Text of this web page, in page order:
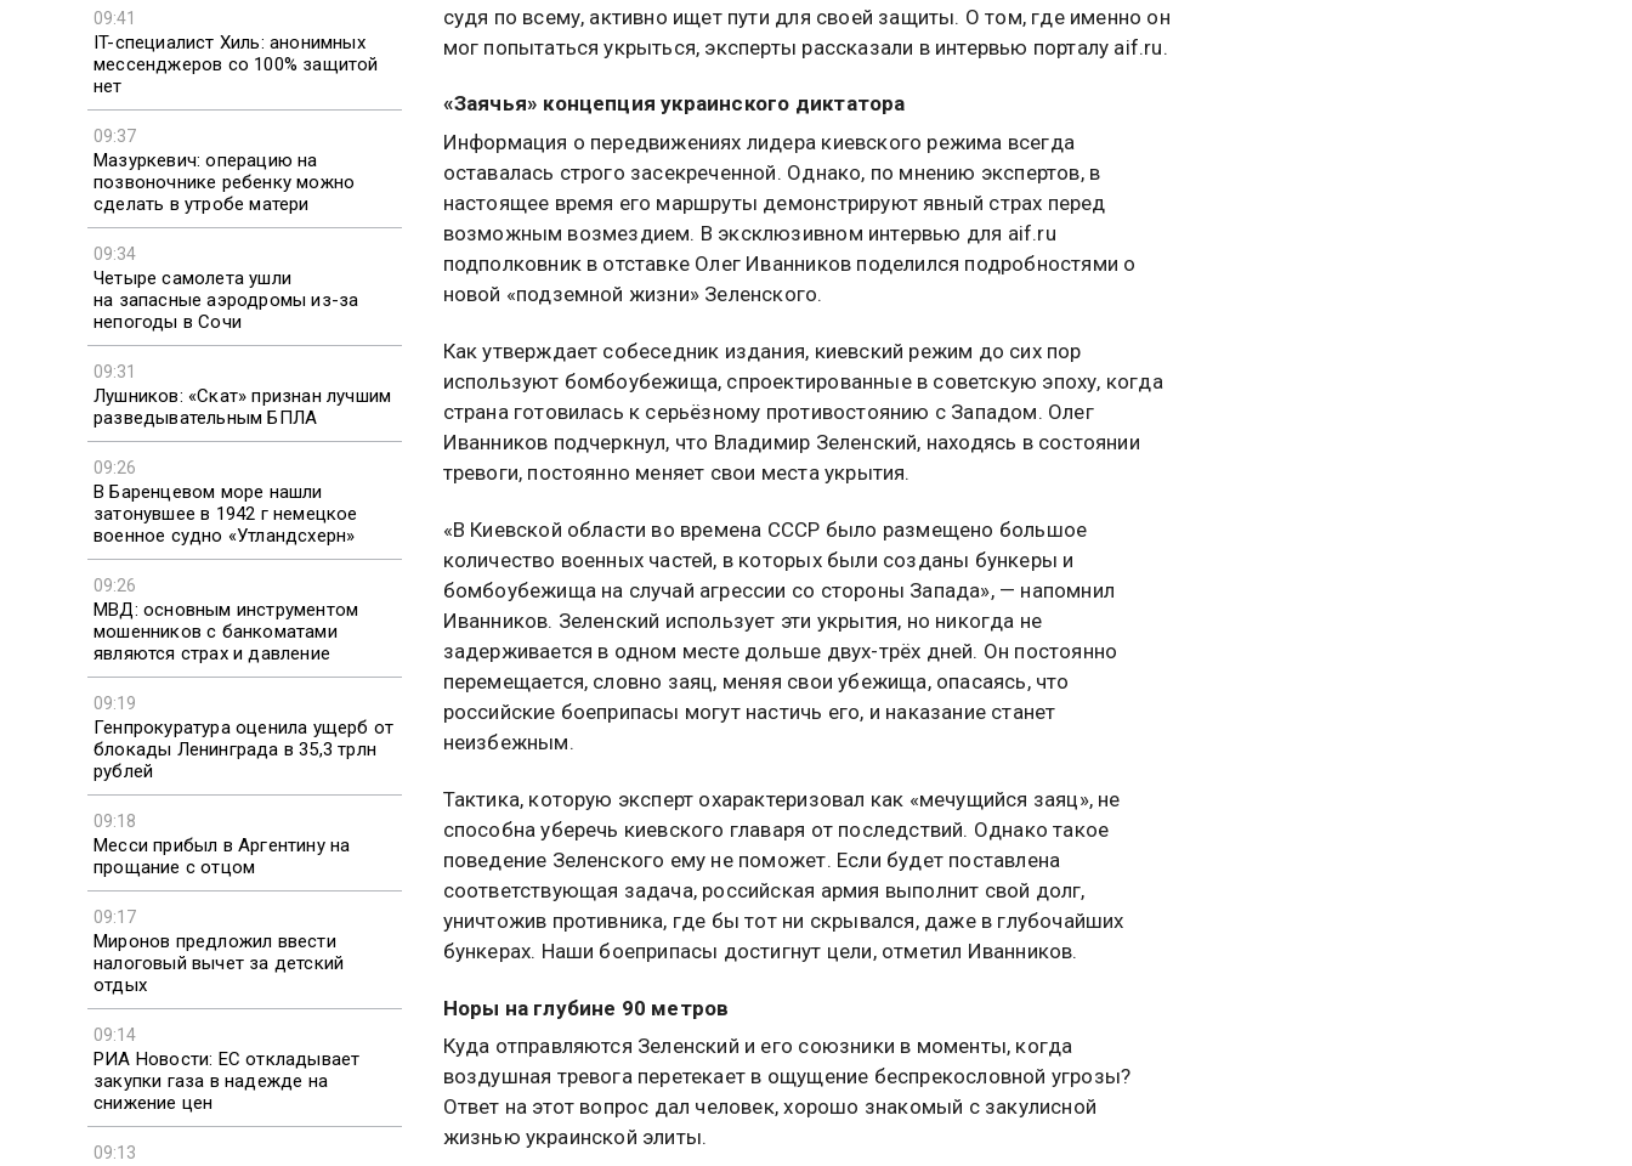
09:41
IT-специалист Хиль: анонимных
мессенджеров со 100% защитой
нет
09:37
Мазуркевич: операцию на
позвоночнике ребенку можно
сделать в утробе матери
09:34
Четыре самолета ушли
на запасные аэродромы из-за
непогоды в Сочи
09:31
Лушников: «Скат» признан лучшим
разведывательным БПЛА
09:26
В Баренцевом море нашли
затонувшее в 1942 г немецкое
военное судно «Утландсхерн»
09:26
МВД: основным инструментом
мошенников с банкоматами
являются страх и давление
09:19
Генпрокуратура оценила ущерб от
блокады Ленинграда в 35,3 трлн
рублей
09:18
Месси прибыл в Аргентину на
прощание с отцом
09:17
Миронов предложил ввести
налоговый вычет за детский
отдых
09:14
РИА Новости: ЕС откладывает
закупки газа в надежде на
снижение цен
09:13
судя по всему, активно ищет пути для своей защиты. О том, где именно он
мог попытаться укрыться, эксперты рассказали в интервью порталу aif.ru.
«Заячья» концепция украинского диктатора
Информация о передвижениях лидера киевского режима всегда
оставалась строго засекреченной. Однако, по мнению экспертов, в
настоящее время его маршруты демонстрируют явный страх перед
возможным возмездием. В эксклюзивном интервью для aif.ru
подполковник в отставке Олег Иванников поделился подробностями о
новой «подземной жизни» Зеленского.
Как утверждает собеседник издания, киевский режим до сих пор
используют бомбоубежища, спроектированные в советскую эпоху, когда
страна готовилась к серьёзному противостоянию с Западом. Олег
Иванников подчеркнул, что Владимир Зеленский, находясь в состоянии
тревоги, постоянно меняет свои места укрытия.
«В Киевской области во времена СССР было размещено большое
количество военных частей, в которых были созданы бункеры и
бомбоубежища на случай агрессии со стороны Запада», — напомнил
Иванников. Зеленский использует эти укрытия, но никогда не
задерживается в одном месте дольше двух-трёх дней. Он постоянно
перемещается, словно заяц, меняя свои убежища, опасаясь, что
российские боеприпасы могут настичь его, и наказание станет
неизбежным.
Тактика, которую эксперт охарактеризовал как «мечущийся заяц», не
способна уберечь киевского главаря от последствий. Однако такое
поведение Зеленского ему не поможет. Если будет поставлена
соответствующая задача, российская армия выполнит свой долг,
уничтожив противника, где бы тот ни скрывался, даже в глубочайших
бункерах. Наши боеприпасы достигнут цели, отметил Иванников.
Норы на глубине 90 метров
Куда отправляются Зеленский и его союзники в моменты, когда
воздушная тревога перетекает в ощущение беспрекословной угрозы?
Ответ на этот вопрос дал человек, хорошо знакомый с закулисной
жизнью украинской элиты.